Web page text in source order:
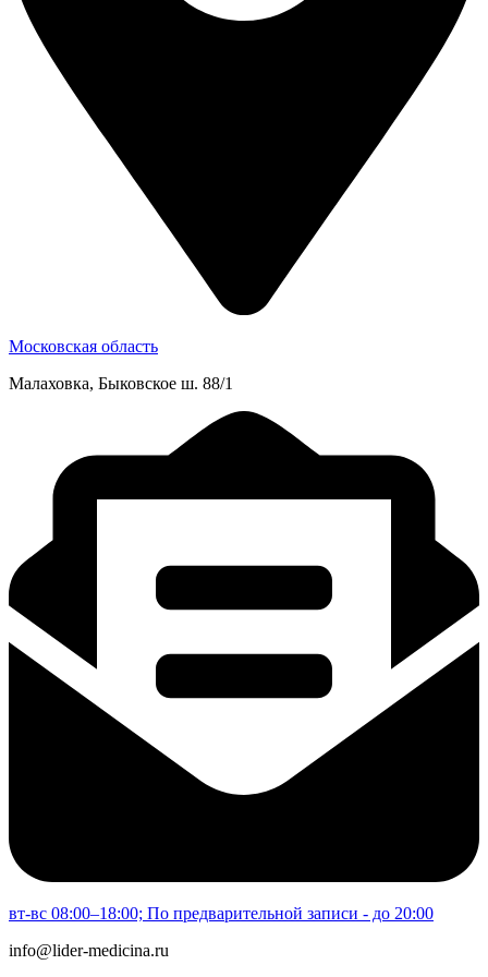
Московская область
Малаховка, Быковское ш. 88/1
вт-вс 08:00–18:00; По предварительной записи - до 20:00
info@lider-medicina.ru